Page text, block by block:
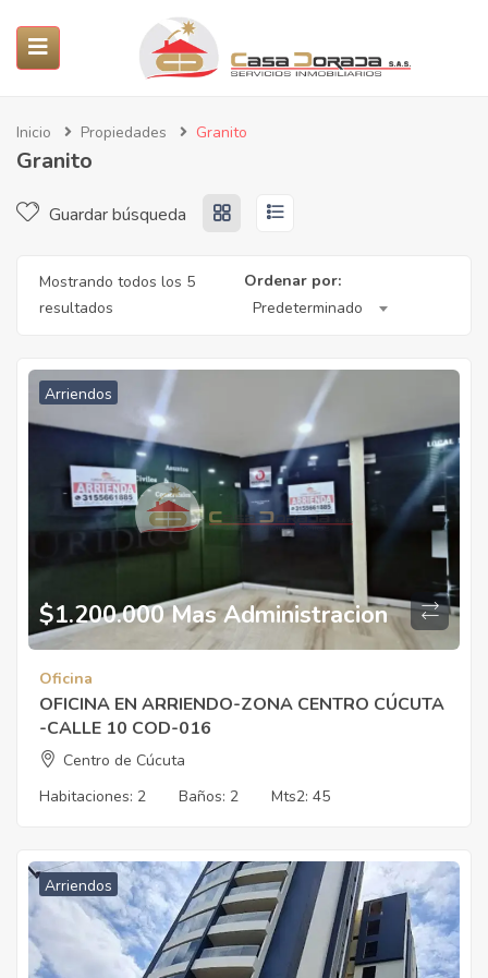
(Servicios)
(Nosotros)
Inicio Propiedades Granito
Granito
Guardar búsqueda
Mostrando todos los 5
resultados
Ordenar por:
Predeterminado
Arriendos
$1.200.000 Mas Administracion
Oficina
OFICINA EN ARRIENDO-ZONA CENTRO CÚCUTA
-CALLE 10 COD-016
Centro de Cúcuta
Habitaciones: 2 Baños: 2 Mts2: 45
Arriendos